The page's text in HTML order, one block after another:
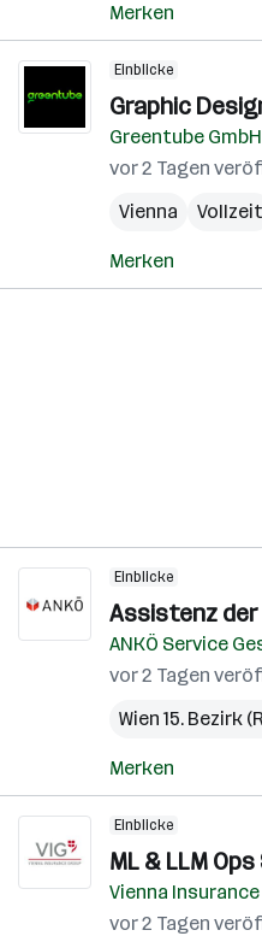
Merken
Einblicke
Graphic
Greentube GmbH
vor 2 Tagen
Vienna
Vollzeit
Merken
Einblicke
Assistenz
ANKÖ Service
vor 2 Tagen
Wien 15. Bezirk
Merken
Einblicke
ML & LLM
Vienna
vor 2 Tagen